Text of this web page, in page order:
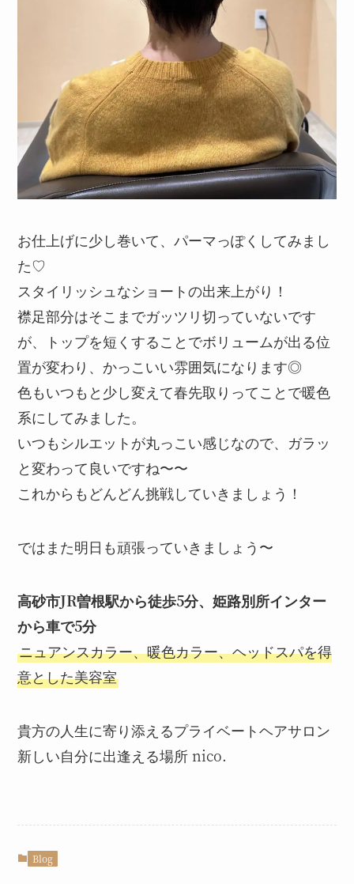
お仕上げに少し巻いて、パーマっぽくしてみまし
た♡
スタイリッシュなショートの出来上がり！
襟足部分はそこまでガッツリ切っていないです
が、トップを短くすることでボリュームが出る位
置が変わり、かっこいい雰囲気になります◎
色もいつもと少し変えて春先取りってことで暖色
系にしてみました。
いつもシルエットが丸っこい感じなので、ガラッ
と変わって良いですね〜〜
これからもどんどん挑戦していきましょう！
ではまた明日も頑張っていきましょう〜
高砂市JR曽根駅から徒歩5分、姫路別所インター
から車で5分
ニュアンスカラー、暖色カラー、ヘッドスパを得
意とした美容室
貴方の人生に寄り添えるプライベートヘアサロン
新しい自分に出逢える場所 nico.
Blog